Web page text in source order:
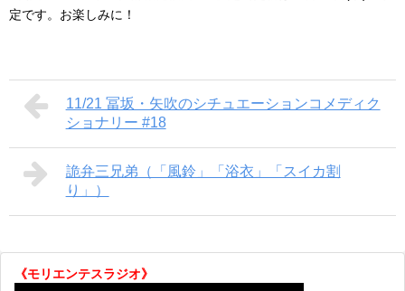
定です。お楽しみに！
11/21 冨坂・矢吹のシチュエーションコメディク
ショナリー #18
詭弁三兄弟（「風鈴」「浴衣」「スイカ割
り」）
《モリエンテスラジオ》